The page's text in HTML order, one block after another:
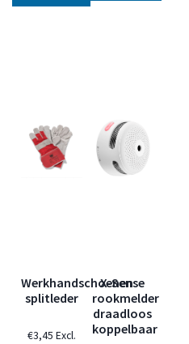
Werkhandschoenen
splitleder
€3,45 Excl.
X-Sense
rookmelder
draadloos
koppelbaar